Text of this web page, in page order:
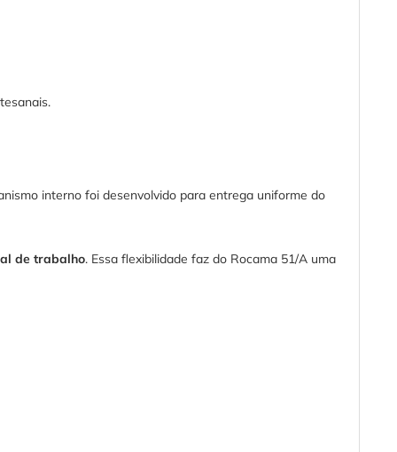
interno foi desenvolvido para entrega uniforme do
de trabalho. Essa flexibilidade faz do Rocama 51/A uma